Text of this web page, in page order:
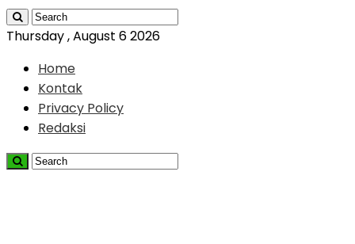
Thursday , August 6 2026
Home
Kontak
Privacy Policy
Redaksi